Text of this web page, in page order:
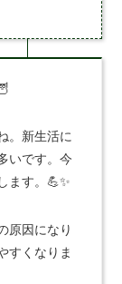
。新生活に
いです。今
ます。💪✨
原因になり
すくなりま